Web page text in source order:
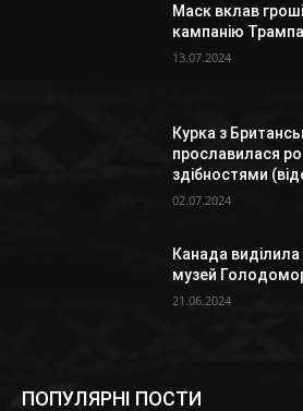
Маск вклав
кампанію
13.07.2024
Курка з
прославилася
здібностями
02.07.2024
Канада
музей
21.06.2024
ПОПУЛЯРНІ ПОСТИ